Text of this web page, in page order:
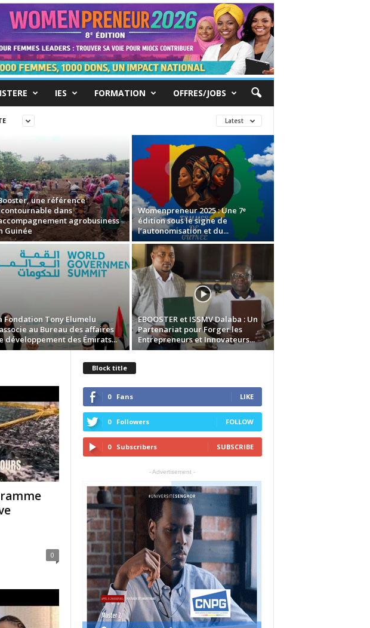
IES FORMATION OFFRES/JOBS
Latest
une référence
dans
agrobusiness
Guinée
Womenpreneur 2025 : Une 7ᵉ
édition sous le signe de
l’autonomisation et du...
Fondation Tony Elumelu
au Bureau des affaires
développement des Émirats...
EBOOSTER et ISSMV Dalaba : Un
Partenariat pour Forger les
Entrepreneurs et Innovateurs...
0
Block title
0 Fans LIKE
0 Followers FOLLOW
0 Subscribers SUBSCRIBE
- Advertisement -